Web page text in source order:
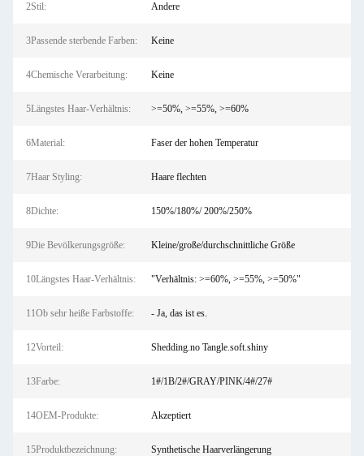
2Stil: Andere
3Passende sterbende Farben: Keine
4Chemische Verarbeitung: Keine
5Längstes Haar-Verhältnis: >=50%, >=55%, >=60%
6Material: Faser der hohen Temperatur
7Haar Styling: Haare flechten
8Dichte: 150%/180%/ 200%/250%
9Die Bevölkerungsgröße: Kleine/große/durchschnittliche Größe
10Längstes Haar-Verhältnis: "Verhältnis: >=60%, >=55%, >=50%"
11Ob sehr heiße Farbstoffe: - Ja, das ist es.
12Vorteil: Shedding.no Tangle.soft.shiny
13Farbe: 1#/1B/2#/GRAY/PINK/4#/27#
14OEM-Produkte: Akzeptiert
15Produktbezeichnung: Synthetische Haarverlängerung